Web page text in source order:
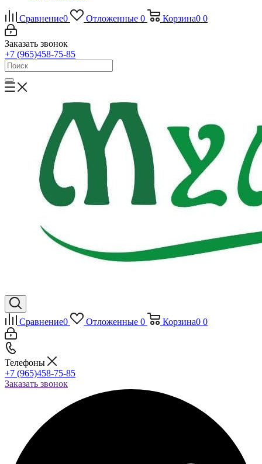
Сравнение0 Отложенные 0 Корзина0 0
Заказать звонок
+7 (965)458-75-85
Сравнение0 Отложенные 0 Корзина0 0
Телефоны
+7 (965)458-75-85
Заказать звонок